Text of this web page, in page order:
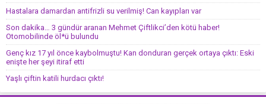
Hastalara damardan antifrizli su verilmiş! Can kayıpları var
Son dakika… 3 gündür aranan Mehmet Çiftlikci’den kötü haber!
Otomobilinde öl*ü bulundu
Genç kız 17 yıl önce kaybolmuştu! Kan donduran gerçek ortaya çıktı: Eski
enişte her şeyi itiraf etti
Yaşlı çiftin katili hurdacı çıktı!